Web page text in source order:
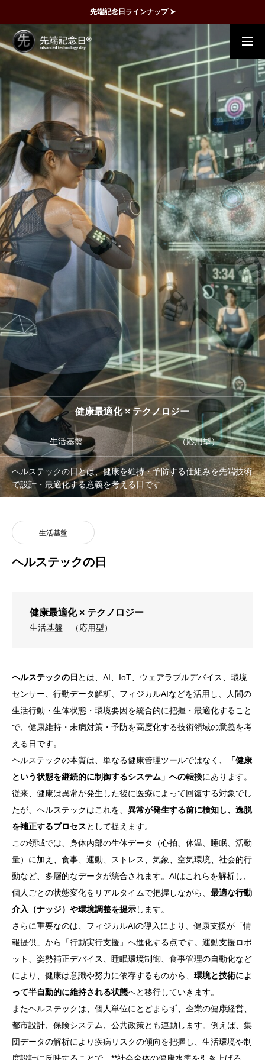
先端記念日ラインナップ ➤
概要 事例 FAQ
動画で理解
記念日一覧
メディア掲載
運営団体
管理団体
協議会
健康最適化 × テクノロジー
生活基盤 （応用型）
ヘルステックの日とは、健康を維持・予防する仕組みを先端技術
で設計・最適化する意義を考える日です
生活基盤
ヘルステックの日
健康最適化 × テクノロジー
生活基盤 （応用型）
ヘルステックの日 とは、AI、IoT、ウェアラブルデバイス、環境
センサー、行動データ解析、フィジカルAIなどを活用し、人間の
生活行動・生体状態・環境要因を統合的に把握・最適化すること
で、健康維持・未病対策・予防を高度化する技術領域の意義を考
える日です。
ヘルステックの本質は、単なる健康管理ツールではなく、
「健康
という状態を継続的に制御するシステム」への転換にあります。
従来、健康は異常が発生した後に医療によって回復する対象でし
たが、ヘルステックはこれを、 異常が発生する前に検知し、逸脱
を補正するプロセスとして捉えます。
この領域では、身体内部の生体データ（心拍、体温、睡眠、活動
量）に加え、食事、運動、ストレス、気象、空気環境、社会的行
動など、多層的なデータが統合されます。AIはこれらを解析し、
個人ごとの状態変化をリアルタイムで把握しながら、 最適な行動
介入（ナッジ）や環境調整を提示します。
さらに重要なのは、フィジカルAIの導入により、健康支援が「情
報提供」から「行動実行支援」へ進化する点です。運動支援ロボ
ット、姿勢補正デバイス、睡眠環境制御、食事管理の自動化など
により、健康は意識や努力に依存するものから、 環境と技術によ
って半自動的に維持される状態へと移行していきます。
またヘルステックは、個人単位にとどまらず、企業の健康経営、
都市設計、保険システム、公共政策とも連動します。例えば、集
団データの解析により疾病リスクの傾向を把握し、生活環境や制